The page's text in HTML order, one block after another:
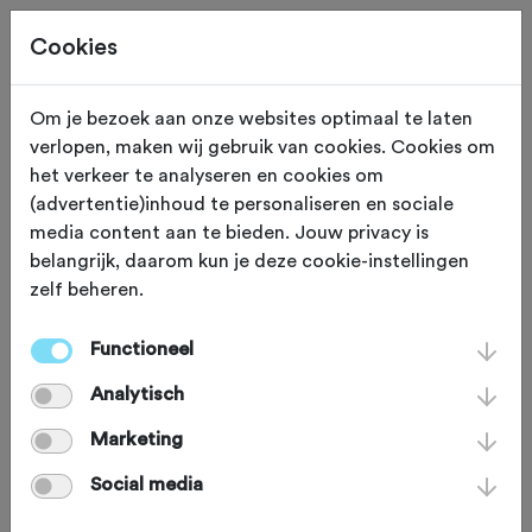
Deze tocht heeft reeds plaatsgevonden op 5-4-2025.
ZATERDAG 5 APR 2025
Drentse 8 van
Westerveld
Racefiets
Cookies
Om je bezoek aan onze websites optimaal te laten
verlopen, maken wij gebruik van cookies. Cookies om
het verkeer te analyseren en cookies om
(advertentie)inhoud te personaliseren en sociale
media content aan te bieden. Jouw privacy is
belangrijk, daarom kun je deze cookie-instellingen
zelf beheren.
Functioneel
Analytisch
Marketing
Social media